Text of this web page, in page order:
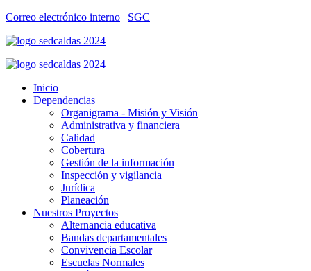
Correo electrónico interno | SGC
Inicio
Dependencias
Organigrama - Misión y Visión
Administrativa y financiera
Calidad
Cobertura
Gestión de la información
Inspección y vigilancia
Jurídica
Planeación
Nuestros Proyectos
Alternancia educativa
Bandas departamentales
Convivencia Escolar
Escuelas Normales